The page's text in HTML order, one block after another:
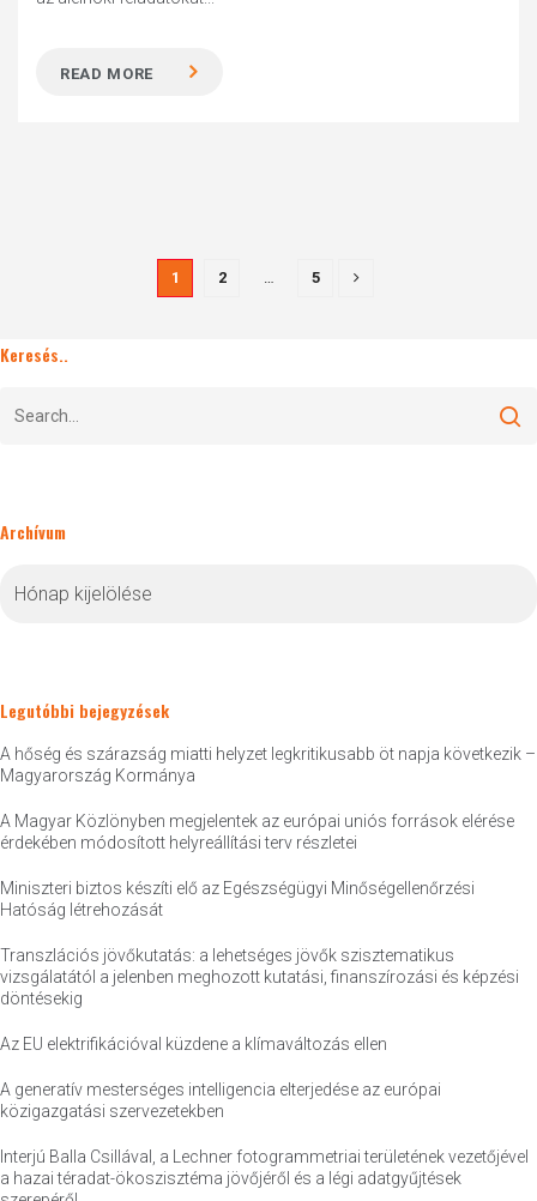
READ MORE
1 2 … 5
Keresés..
Archívum
Legutóbbi bejegyzések
A hőség és szárazság miatti helyzet legkritikusabb öt napja következik –
Magyarország Kormánya
A Magyar Közlönyben megjelentek az európai uniós források elérése
érdekében módosított helyreállítási terv részletei
Miniszteri biztos készíti elő az Egészségügyi Minőségellenőrzési
Hatóság létrehozását
Transzlációs jövőkutatás: a lehetséges jövők szisztematikus
vizsgálatától a jelenben meghozott kutatási, finanszírozási és képzési
döntésekig
Az EU elektrifikációval küzdene a klímaváltozás ellen
A generatív mesterséges intelligencia elterjedése az európai
közigazgatási szervezetekben
Interjú Balla Csillával, a Lechner fotogrammetriai területének vezetőjével
a hazai téradat-ökoszisztéma jövőjéről és a légi adatgyűjtések